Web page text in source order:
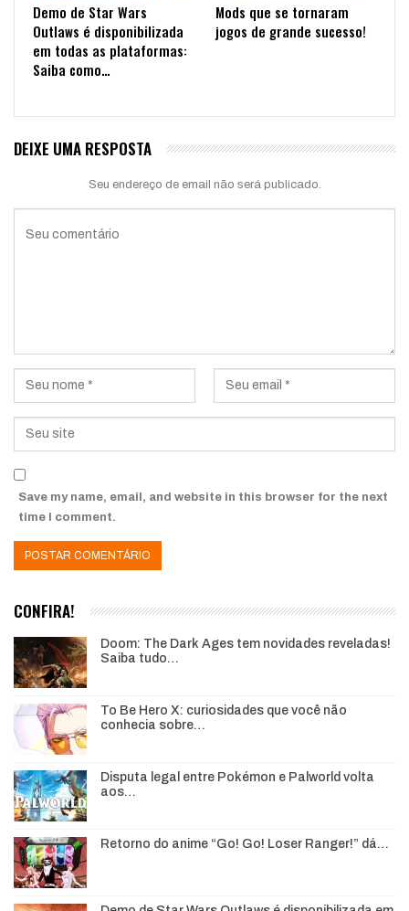
Demo de Star Wars
Outlaws é disponibilizada
em todas as plataformas:
Saiba como…
Mods que se tornaram
jogos de grande sucesso!
DEIXE UMA RESPOSTA
Seu endereço de email não será publicado.
Save my name, email, and website in this browser for the next
time I comment.
CONFIRA!
Doom: The Dark Ages tem novidades reveladas!
Saiba tudo…
To Be Hero X: curiosidades que você não
conhecia sobre…
Disputa legal entre Pokémon e Palworld volta
aos…
Retorno do anime “Go! Go! Loser Ranger!” dá…